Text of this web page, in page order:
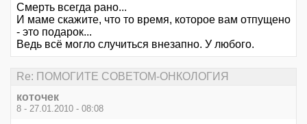
Смерть всегда рано...
И маме скажите, что то время, которое вам отпущено
- это подарок...
Ведь всё могло случиться внезапно. У любого.
Re: ПОМОГИТЕ СОВЕТОМ-ОНКОЛОГИЯ
коточек
8 - 27.01.2010 - 08:08